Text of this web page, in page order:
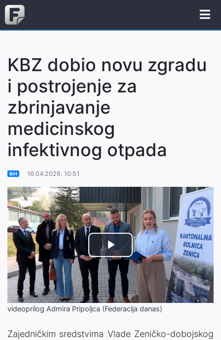
KBZ dobio novu zgradu
i postrojenje za
zbrinjavanje
medicinskog
infektivnog otpada
BiH 16.04.2026. 10:51
Play
Video
videoprilog Admira Pripoljca (Federacija danas)
Zajedničkim sredstvima Vlade Zeničko-dobojskog